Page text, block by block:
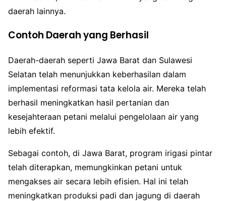
daerah lainnya.
Contoh Daerah yang Berhasil
Daerah-daerah seperti Jawa Barat dan Sulawesi
Selatan telah menunjukkan keberhasilan dalam
implementasi reformasi tata kelola air. Mereka telah
berhasil meningkatkan hasil pertanian dan
kesejahteraan petani melalui pengelolaan air yang
lebih efektif.
Sebagai contoh, di Jawa Barat, program irigasi pintar
telah diterapkan, memungkinkan petani untuk
mengakses air secara lebih efisien. Hal ini telah
meningkatkan produksi padi dan jagung di daerah